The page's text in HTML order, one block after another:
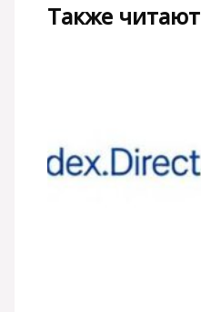
Также читают